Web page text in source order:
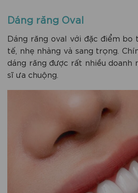
Dáng răng Oval
Dáng răng oval với đặc điểm
tế, nhẹ nhàng và sang trọng.
dáng răng được rất nhiều doanh
sĩ ưa chuộng.